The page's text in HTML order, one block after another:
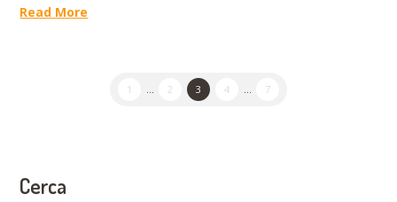
Read More
1 ... 2 3 4 ... 7
Cerca